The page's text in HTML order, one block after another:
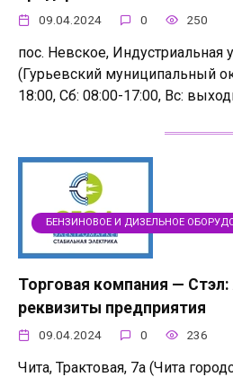
09.04.2024 0 250
пос. Невское, Индустриальная
(Гурьевский муниципальный
18:00, Сб: 08:00-17:00, Вс:
БЕНЗИНОВОЕ И ДИЗЕЛЬНОЕ
Торговая компания —
реквизиты предприятия
09.04.2024 0 236
Чита, Трактовая, 7а (Чита